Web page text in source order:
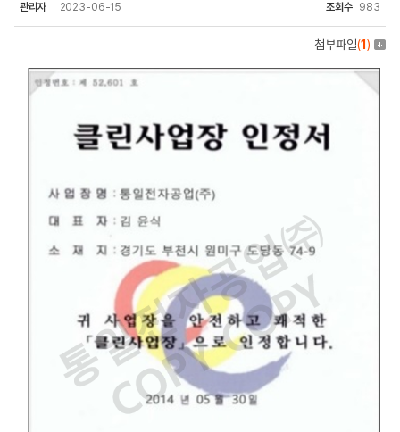
관리자 2023-06-15 조회수 983
첨부파일(1)